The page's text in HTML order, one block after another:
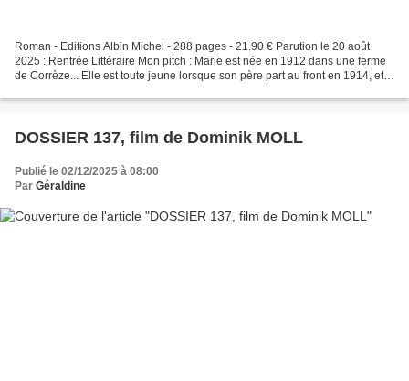
Roman - Editions Albin Michel - 288 pages - 21.90 € Parution le 20 août
2025 : Rentrée Littéraire Mon pitch : Marie est née en 1912 dans une ferme
de Corrèze... Elle est toute jeune lorsque son père part au front en 1914, et
DOSSIER 137, film de Dominik MOLL
Publié le 02/12/2025 à 08:00
Par Géraldine